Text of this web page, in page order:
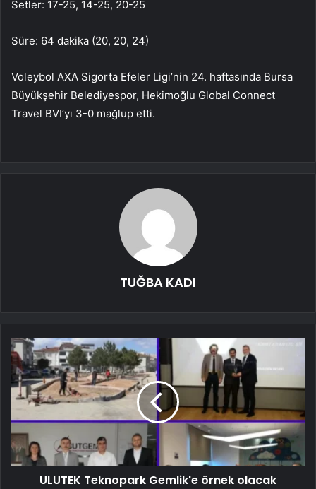
Setler: 17-25, 14-25, 20-25
Süre: 64 dakika (20, 20, 24)
Voleybol AXA Sigorta Efeler Ligi’nin 24. haftasında Bursa
Büyükşehir Belediyespor, Hekimoğlu Global Connect
Travel BVI’yı 3-0 mağlup etti.
TUĞBA KADI
ULUTEK Teknopark Gemlik'e örnek olacak